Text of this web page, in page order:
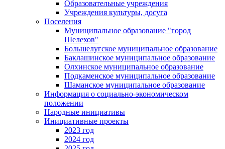
Образовательные учреждения
Учреждения культуры, досуга
Поселения
Муниципальное образование "город
Шелехов"
Большелугское муниципальное образование
Баклашинское муниципальное образование
Олхинское муниципальное образование
Подкаменское муниципальное образование
Шаманское муниципальное образование
Информация о социально-экономическом
положении
Народные инициативы
Инициативные проекты
2023 год
2024 год